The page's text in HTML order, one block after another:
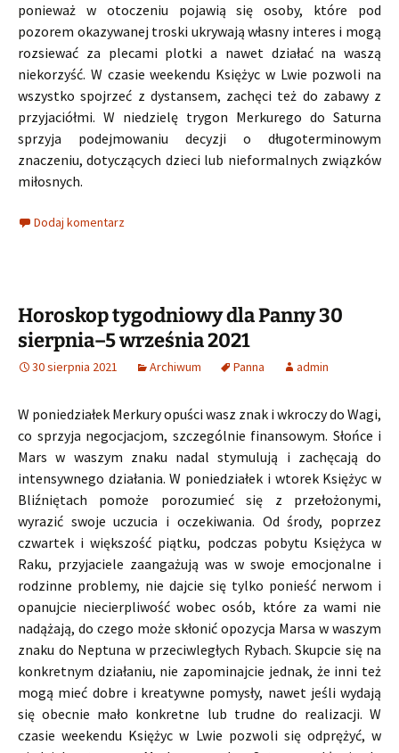
ponieważ w otoczeniu pojawią się osoby, które pod
pozorem okazywanej troski ukrywają własny interes i mogą
rozsiewać za plecami plotki a nawet działać na waszą
niekorzyść. W czasie weekendu Księżyc w Lwie pozwoli na
wszystko spojrzeć z dystansem, zachęci też do zabawy z
przyjaciółmi. W niedzielę trygon Merkurego do Saturna
sprzyja podejmowaniu decyzji o długoterminowym
znaczeniu, dotyczących dzieci lub nieformalnych związków
miłosnych.
Dodaj komentarz
Horoskop tygodniowy dla Panny 30
sierpnia–5 września 2021
30 sierpnia 2021 Archiwum Panna admin
W poniedziałek Merkury opuści wasz znak i wkroczy do Wagi,
co sprzyja negocjacjom, szczególnie finansowym. Słońce i
Mars w waszym znaku nadal stymulują i zachęcają do
intensywnego działania. W poniedziałek i wtorek Księżyc w
Bliźniętach pomoże porozumieć się z przełożonymi,
wyrazić swoje uczucia i oczekiwania. Od środy, poprzez
czwartek i większość piątku, podczas pobytu Księżyca w
Raku, przyjaciele zaangażują was w swoje emocjonalne i
rodzinne problemy, nie dajcie się tylko ponieść nerwom i
opanujcie niecierpliwość wobec osób, które za wami nie
nadążają, do czego może skłonić opozycja Marsa w waszym
znaku do Neptuna w przeciwległych Rybach. Skupcie się na
konkretnym działaniu, nie zapominajcie jednak, że inni też
mogą mieć dobre i kreatywne pomysły, nawet jeśli wydają
się obecnie mało konkretne lub trudne do realizacji. W
czasie weekendu Księżyc w Lwie pozwoli się odprężyć, w